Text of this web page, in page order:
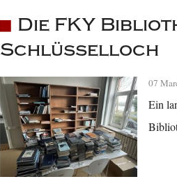
Die FKY
Schlüsselloch
07
Ein